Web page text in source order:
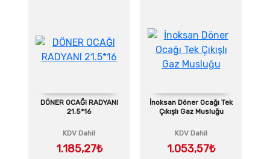
DÖNER OCAĞI RADYANI
21.5*16
KDV Dahil
1.185,27₺
İnoksan Döner Ocağı Tek
Çıkışlı Gaz Musluğu
KDV Dahil
1.053,57₺